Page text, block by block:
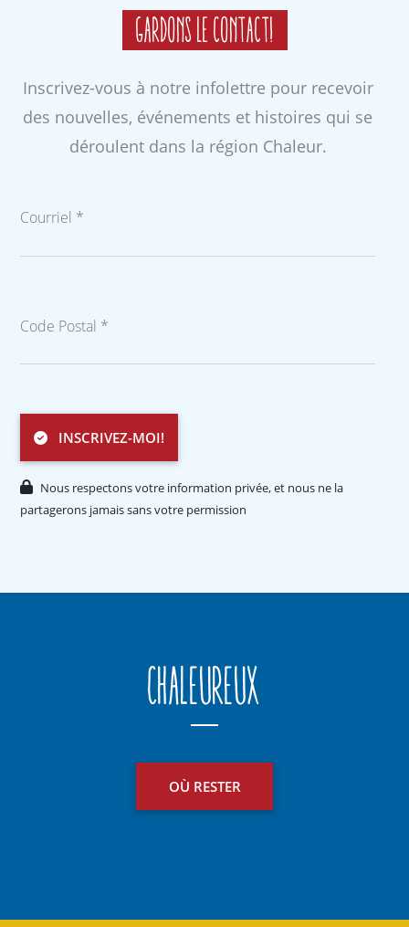
Gardons le contact!
Inscrivez-vous à notre infolettre pour recevoir
des nouvelles, événements et histoires qui se
déroulent dans la région Chaleur.
Courriel *
Code Postal *
INSCRIVEZ-MOI!
Nous respectons votre information privée, et nous ne la
partagerons jamais sans votre permission
Chaleureux
OÙ RESTER